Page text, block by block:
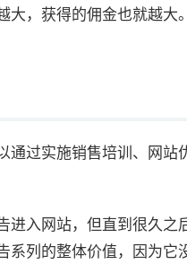
，获得的佣金也就越大
过实施销售培训、网站
入网站，但直到很久之
列的整体价值，因为它